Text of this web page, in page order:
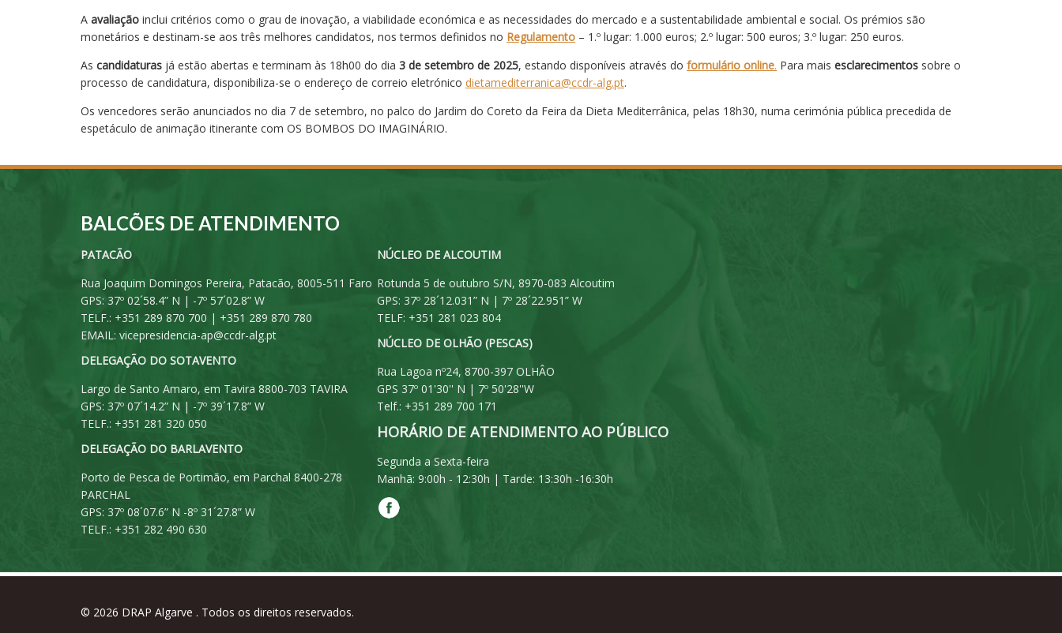
A avaliação inclui critérios como o grau de inovação, a viabilidade económica e as necessidades do mercado e a sustentabilidade ambiental e social. Os prémios são
monetários e destinam-se aos três melhores candidatos, nos termos definidos no Regulamento – 1.º lugar: 1.000 euros; 2.º lugar: 500 euros; 3.º lugar: 250 euros.
As candidaturas já estão abertas e terminam às 18h00 do dia 3 de setembro de 2025, estando disponíveis através do formulário online. Para mais esclarecimentos sobre o
processo de candidatura, disponibiliza-se o endereço de correio eletrónico dietamediterranica@ccdr-alg.pt.
Os vencedores serão anunciados no dia 7 de setembro, no palco do Jardim do Coreto da Feira da Dieta Mediterrânica, pelas 18h30, numa cerimónia pública precedida de
espetáculo de animação itinerante com OS BOMBOS DO IMAGINÁRIO.
BALCÕES DE ATENDIMENTO
PATACÃO
Rua Joaquim Domingos Pereira, Patacão, 8005-511 Faro
GPS: 37º 02´58.4” N | -7º 57´02.8” W
TELF.: +351 289 870 700 | +351 289 870 780
EMAIL: vicepresidencia-ap@ccdr-alg.pt
DELEGAÇÃO DO SOTAVENTO
Largo de Santo Amaro, em Tavira 8800-703 TAVIRA
GPS: 37º 07´14.2” N | -7º 39´17.8” W
TELF.: +351 281 320 050
DELEGAÇÃO DO BARLAVENTO
Porto de Pesca de Portimão, em Parchal 8400-278
PARCHAL
GPS: 37º 08´07.6” N -8º 31´27.8” W
TELF.: +351 282 490 630
NÚCLEO DE ALCOUTIM
Rotunda 5 de outubro S/N, 8970-083 Alcoutim
GPS: 37º 28´12.031” N | 7º 28´22.951” W
TELF: +351 281 023 804
NÚCLEO DE OLHÃO (PESCAS)
Rua Lagoa nº24, 8700-397 OLHÂO
GPS 37º 01'30'' N | 7º 50'28''W
Telf.: +351 289 700 171
HORÁRIO DE ATENDIMENTO AO PÚBLICO
Segunda a Sexta-feira
Manhã: 9:00h - 12:30h | Tarde: 13:30h -16:30h
© 2026 DRAP Algarve . Todos os direitos reservados.